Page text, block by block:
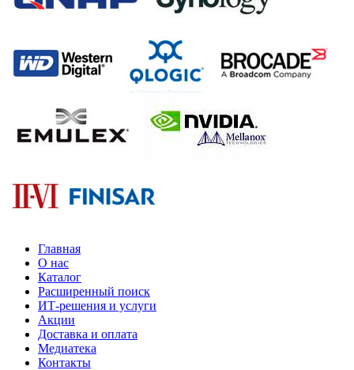
Главная
О нас
Каталог
Расширенный поиск
ИТ-решения и услуги
Акции
Доставка и оплата
Медиатека
Контакты